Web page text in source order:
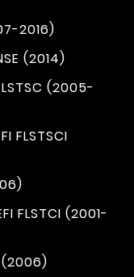
2016)
(2014)
(2005-
FLSTSCI
FLSTCI (2001-
(2006)